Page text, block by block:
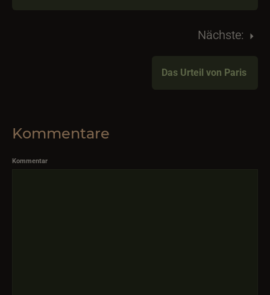
Nächste:
Das Urteil von Paris
Kommentare
Kommentar